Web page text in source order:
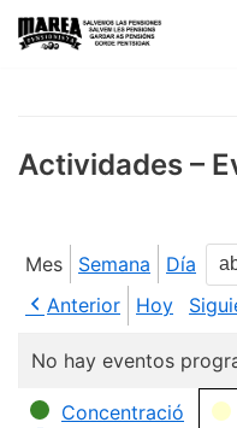
Saltar
Actividades –
Mes Semana Día
Anterior
Hoy
No hay eventos
Categorías
Concentració